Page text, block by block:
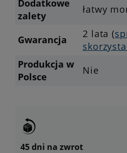
Dodatkowe
zalety
łatwy
Gwarancja 2 lata (
Produkcja w
Polsce
Nie
45 dni na zwrot